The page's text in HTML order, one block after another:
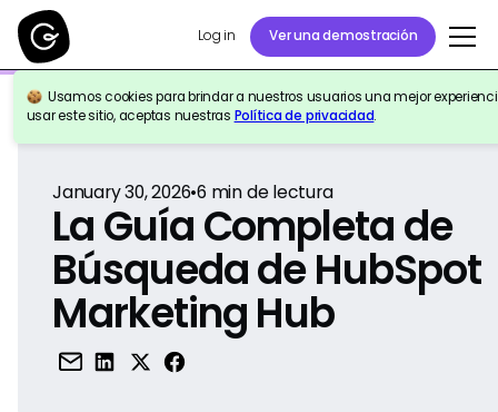
Log in Ver una demostración
Usamos cookies para brindar a nuestros usuarios una mejor
usar este sitio, aceptas nuestras Política de privacidad.
Volver a la Referencia
January 30, 2026•6 min de lectura
La Guía Completa de
Búsqueda de HubSpot
Marketing Hub